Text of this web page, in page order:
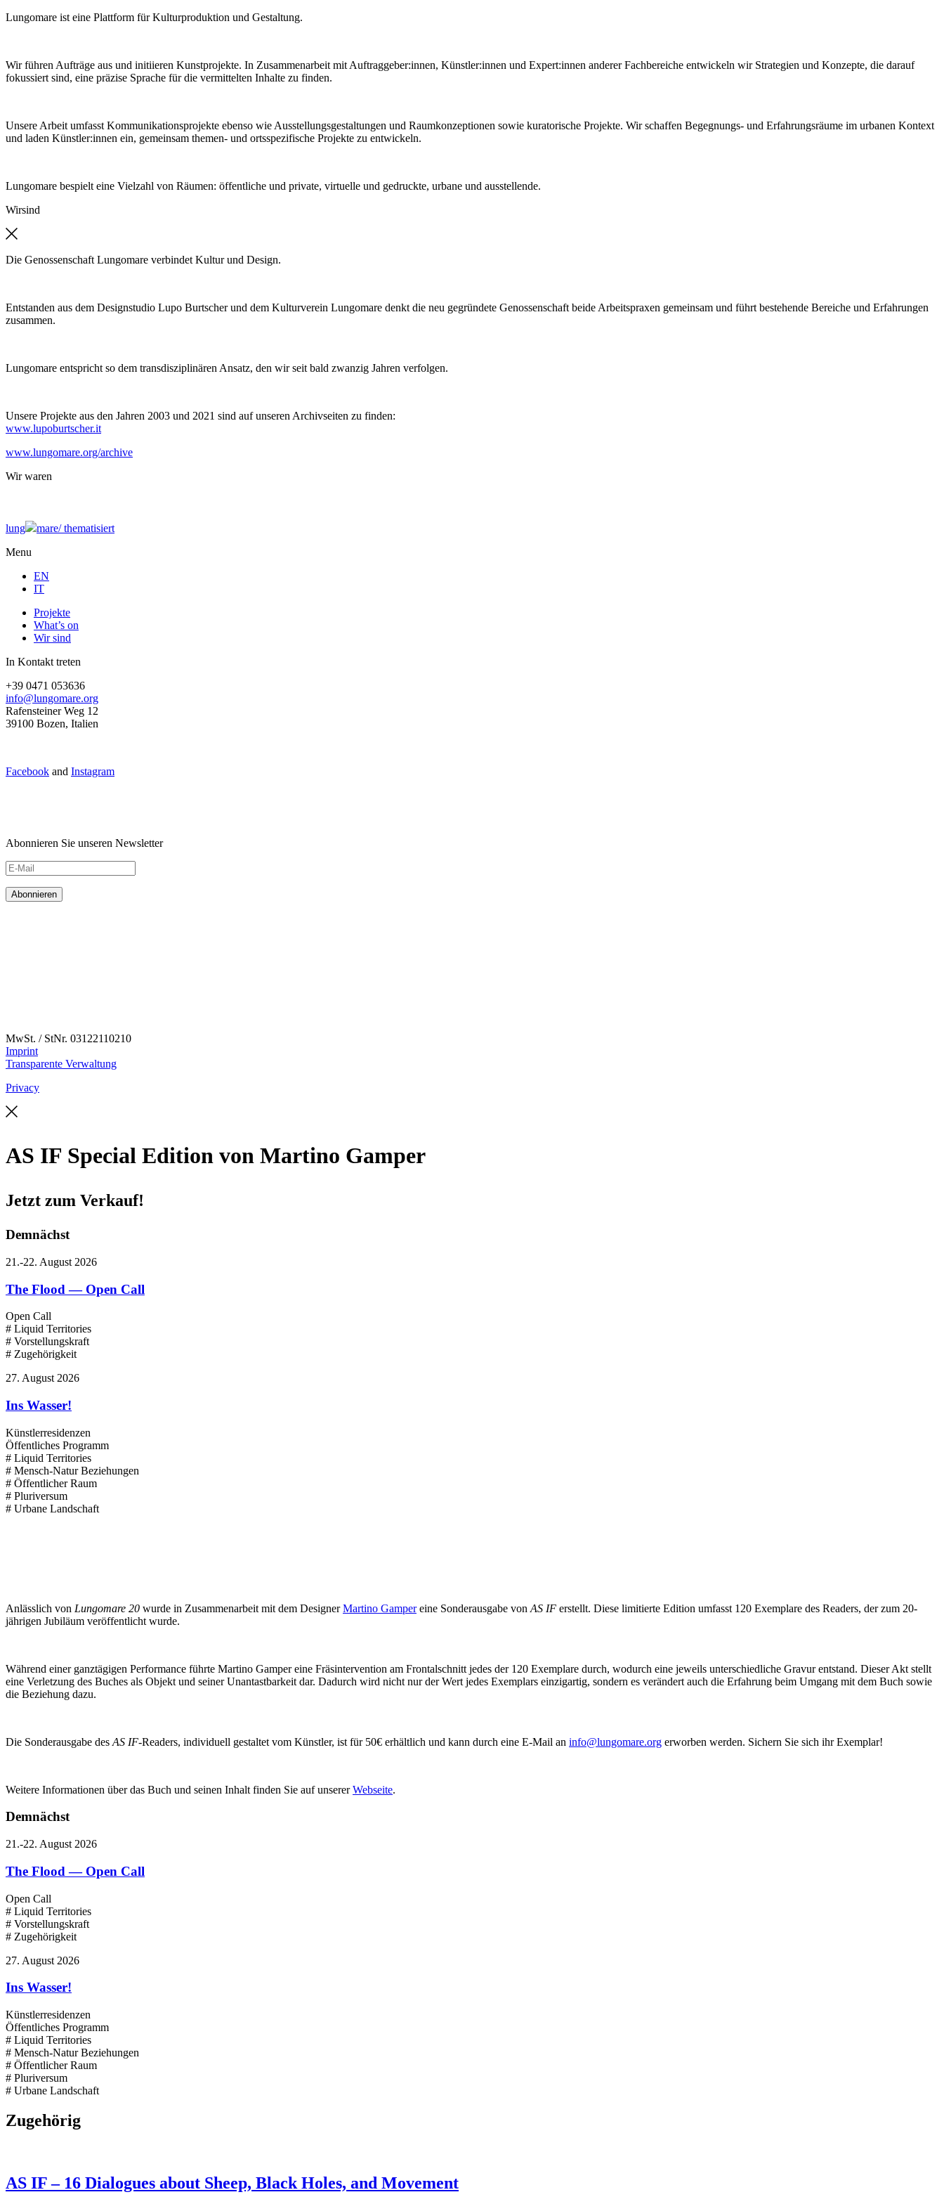
Lungomare ist eine Plattform für Kulturproduktion und Gestaltung.
Wir führen Aufträge aus und initiieren Kunstprojekte. In Zusammenarbeit mit Auftraggeber:innen, Künstler:innen und Expert:innen anderer Fachbereiche entwickeln wir Strategien und Konzepte, die darauf
fokussiert sind, eine präzise Sprache für die vermittelten Inhalte zu finden.
Unsere Arbeit umfasst Kommunikationsprojekte ebenso wie Ausstellungsgestaltungen und Raumkonzeptionen sowie kuratorische Projekte. Wir schaffen Begegnungs- und Erfahrungsräume im urbanen Kontext
und laden Künstler:innen ein, gemeinsam themen- und ortsspezifische Projekte zu entwickeln.
Lungomare bespielt eine Vielzahl von Räumen: öffentliche und private, virtuelle und gedruckte, urbane und ausstellende.
Wirsind
Die Genossenschaft Lungomare verbindet Kultur und Design.
Entstanden aus dem Designstudio Lupo Burtscher und dem Kulturverein Lungomare denkt die neu gegründete Genossenschaft beide Arbeitspraxen gemeinsam und führt bestehende Bereiche und Erfahrungen
zusammen.
Lungomare entspricht so dem transdisziplinären Ansatz, den wir seit bald zwanzig Jahren verfolgen.
Unsere Projekte aus den Jahren 2003 und 2021 sind auf unseren Archivseiten zu finden:
www.lupoburtscher.it
www.lungomare.org/archive
Wir waren
lung mare/thematisiert
Menu
EN
IT
Projekte
What’s on
Wir sind
In Kontakt treten
+39 0471 053636
info@lungomare.org
Rafensteiner Weg 12
39100 Bozen, Italien
Facebook and Instagram
Abonnieren Sie unseren Newsletter
MwSt. / StNr. 03122110210
Imprint
Transparente Verwaltung
Privacy
AS IF Special Edition von Martino Gamper
Jetzt zum Verkauf!
Demnächst
21.-22. August 2026
The Flood — Open Call
Open Call
# Liquid Territories
# Vorstellungskraft
# Zugehörigkeit
27. August 2026
Ins Wasser!
Künstlerresidenzen
Öffentliches Programm
# Liquid Territories
# Mensch-Natur Beziehungen
# Öffentlicher Raum
# Pluriversum
# Urbane Landschaft
Anlässlich von Lungomare 20 wurde in Zusammenarbeit mit dem DesignerMartino Gampereine Sonderausgabe von AS IF erstellt. Diese limitierte Edition umfasst 120 Exemplare des Readers, der zum 20-
jährigen Jubiläum veröffentlicht wurde.
Während einer ganztägigen Performance führte Martino Gamper eine Fräsintervention am Frontalschnitt jedes der 120 Exemplare durch, wodurch eine jeweils unterschiedliche Gravur entstand. Dieser Akt stellt
eine Verletzung des Buches als Objekt und seiner Unantastbarkeit dar. Dadurch wird nicht nur der Wert jedes Exemplars einzigartig, sondern es verändert auch die Erfahrung beim Umgang mit dem Buch sowie
die Beziehung dazu.
Die Sonderausgabe des AS IF-Readers, individuell gestaltet vom Künstler, ist für 50€ erhältlich und kann durch eine E-Mail an info@lungomare.org erworben werden. Sichern Sie sich ihr Exemplar!
Weitere Informationen über das Buch und seinen Inhalt finden Sie auf unsererWebseite.
Demnächst
21.-22. August 2026
The Flood — Open Call
Open Call
# Liquid Territories
# Vorstellungskraft
# Zugehörigkeit
27. August 2026
Ins Wasser!
Künstlerresidenzen
Öffentliches Programm
# Liquid Territories
# Mensch-Natur Beziehungen
# Öffentlicher Raum
# Pluriversum
# Urbane Landschaft
Zugehörig
AS IF – 16 Dialogues about Sheep, Black Holes, and Movement